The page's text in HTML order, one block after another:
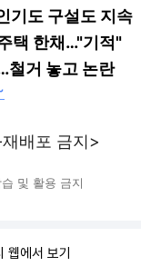
기도 구설도 지속
택 한채…"기적"
철거 놓고 논란
배포 금지>
및 활용 금지
웹에서 보기